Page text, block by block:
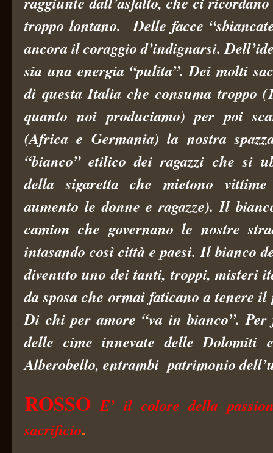
troppo lontano. Delle facce
ancora il coraggio d’indignarsi.
sia una energia “pulita”. Dei molti
di questa Italia che consuma troppo
quanto noi produciamo) per poi
(Africa e Germania) la nostra
“bianco” etilico dei ragazzi che si
della sigaretta che mietono
aumento le donne e ragazze). Il
camion che governano le nostre
intasando così città e paesi. Il bianco
divenuto uno dei tanti, troppi, misteri
da sposa che ormai faticano a tenere il
Di chi per amore “va in bianco”.
delle cime innevate delle
Alberobello, entrambi patrimonio
ROSSO E’ il colore della
sacrificio.